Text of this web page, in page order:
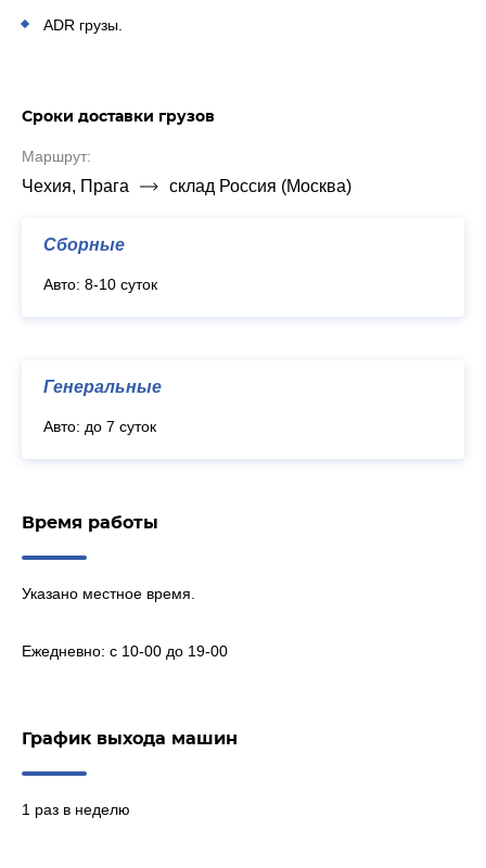
ADR грузы.
Сроки доставки грузов
Маршрут:
Чехия, Прага склад Россия (Москва)
Сборные
Авто: 8-10 суток
Генеральные
Авто: до 7 суток
Время работы
Указано местное время.
Ежедневно: с 10-00 до 19-00
График выхода машин
1 раз в неделю